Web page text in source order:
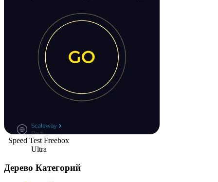
Speed Test Freebox
Ultra
Дерево Категорий